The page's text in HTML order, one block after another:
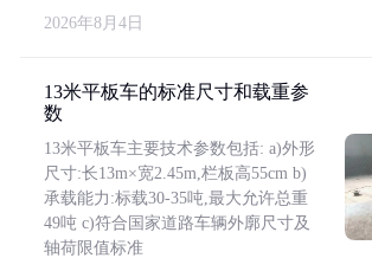
2026年8月4日
13米平板车的标准尺寸和载重参
数
13米平板车主要技术参数包括: a)外形
尺寸:长13m×宽2.45m,栏板高55cm b)
承载能力:标载30-35吨,最大允许总重
49吨 c)符合国家道路车辆外廓尺寸及
轴荷限值标准